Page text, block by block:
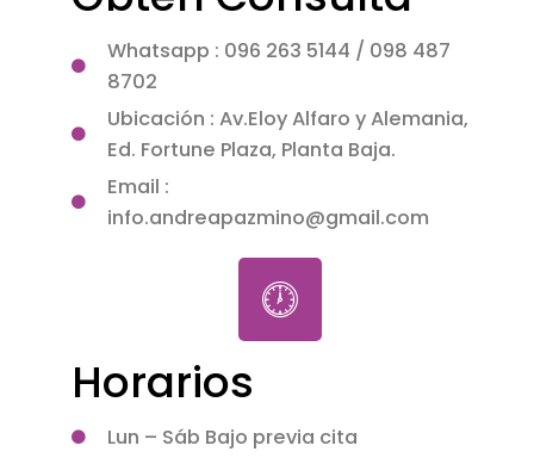
Whatsapp : 096 263 5144 / 098 487
8702
Ubicación : Av.Eloy Alfaro y Alemania,
Ed. Fortune Plaza, Planta Baja.
Email :
info.andreapazmino@gmail.com
Horarios
Lun – Sáb Bajo previa cita